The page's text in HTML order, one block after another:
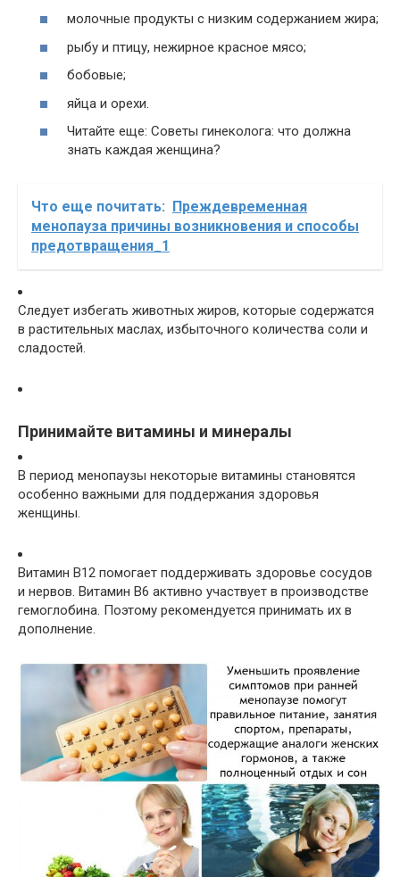
молочные продукты с низким содержанием жира;
рыбу и птицу, нежирное красное мясо;
бобовые;
яйца и орехи.
Читайте еще: Советы гинеколога: что должна
знать каждая женщина?
Что еще почитать:
Преждевременная
менопауза причины возникновения и способы
предотвращения_1
Следует избегать животных жиров, которые содержатся
в растительных маслах, избыточного количества соли и
сладостей.
Принимайте витамины и минералы
В период менопаузы некоторые витамины становятся
особенно важными для поддержания здоровья
женщины.
Витамин В12 помогает поддерживать здоровье сосудов
и нервов. Витамин В6 активно участвует в производстве
гемоглобина. Поэтому рекомендуется принимать их в
дополнение.